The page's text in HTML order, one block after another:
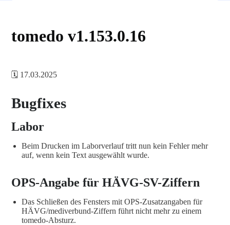
tomedo v1.153.0.16
🗓️ 17.03.2025
Bugfixes
Labor
Beim Drucken im Laborverlauf tritt nun kein Fehler mehr
auf, wenn kein Text ausgewählt wurde.
OPS-Angabe für HÄVG-SV-Ziffern
Das Schließen des Fensters mit OPS-Zusatzangaben für
HÄVG/mediverbund-Ziffern führt nicht mehr zu einem
tomedo-Absturz.